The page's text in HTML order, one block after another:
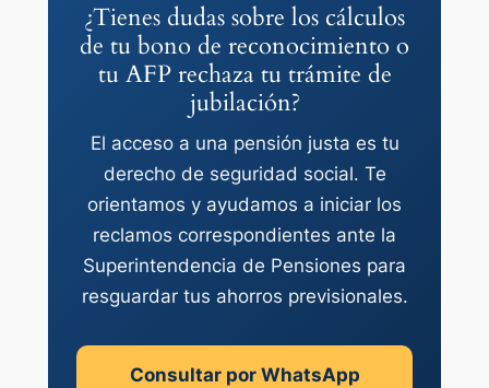
¿Tienes dudas sobre los cálculos
de tu bono de reconocimiento o
tu AFP rechaza tu trámite de
jubilación?
El acceso a una pensión justa es tu
derecho de seguridad social. Te
orientamos y ayudamos a iniciar los
reclamos correspondientes ante la
Superintendencia de Pensiones para
resguardar tus ahorros previsionales.
Consultar por WhatsApp